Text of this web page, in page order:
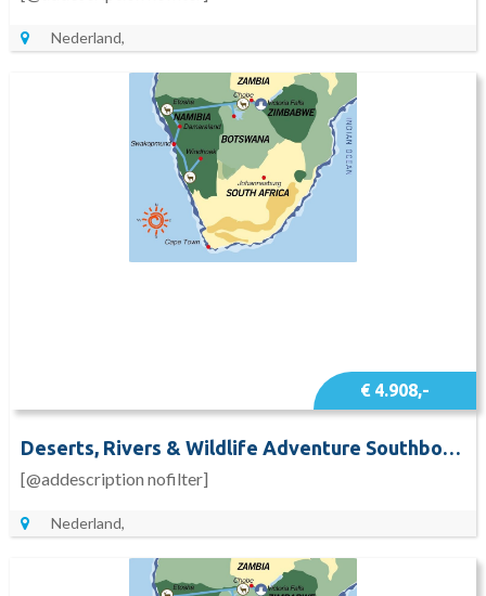
Nederland,
€ 4.908,-
Deserts, Rivers & Wildlife Adventure Southbound (16 dagen)
[@addescription nofilter]
Nederland,